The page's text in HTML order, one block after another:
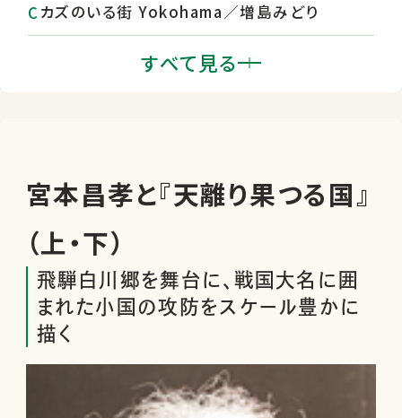
カズのいる街 Yokohama／増島みどり
宮本昌孝と『天離り果つる国』上・下
すべて見る
宮本昌孝と『天離り果つる国』
（上・下）
飛騨白川郷を舞台に、戦国大名に囲
まれた小国の攻防をスケール豊かに
描く